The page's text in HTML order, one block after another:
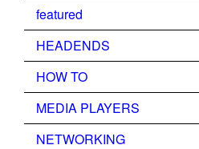
featured
HEADENDS
HOW TO
MEDIA PLAYERS
NETWORKING